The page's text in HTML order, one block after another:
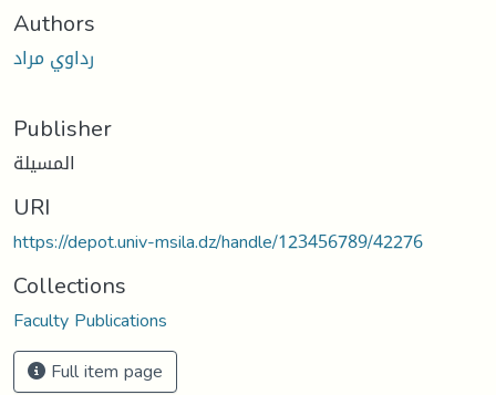
Authors
رداوي مراد
Publisher
المسيلة
URI
https://depot.univ-msila.dz/handle/123456789/42276
Collections
Faculty Publications
Full item page